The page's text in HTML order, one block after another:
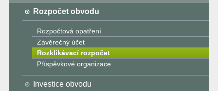
Rozpočet obvodu
Rozpočtová opatření
Závěrečný účet
Rozklikávací rozpočet
Příspěvkové organizace
Investice obvodu